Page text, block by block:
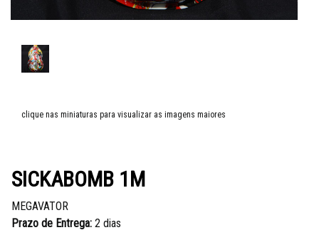
Serviços
clique nas miniaturas para visualizar as imagens maiores
SICKABOMB 1M
MEGAVATOR
Prazo de Entrega: 2 dias